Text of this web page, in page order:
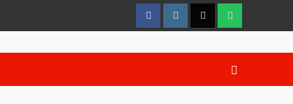
FaceBookInstagramTwitterwhatsaap